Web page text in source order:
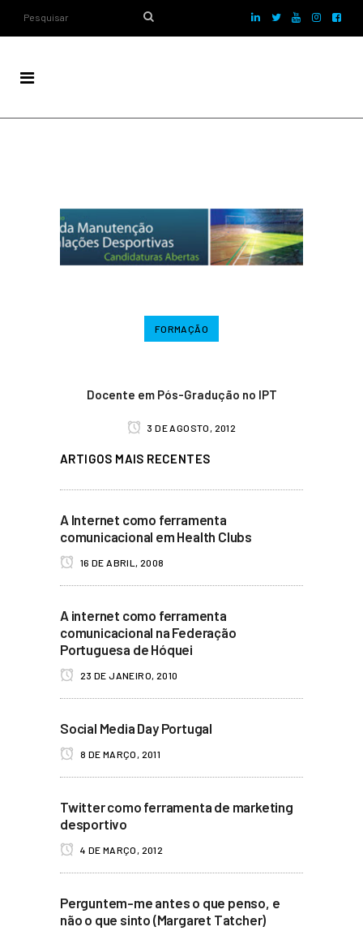
FORMAÇÃO
Docente em Pós-Gradução no IPT
3 DE AGOSTO, 2012
ARTIGOS MAIS RECENTES
A Internet como ferramenta
comunicacional em Health Clubs
16 DE ABRIL, 2008
A internet como ferramenta
comunicacional na Federação
Portuguesa de Hóquei
23 DE JANEIRO, 2010
Social Media Day Portugal
8 DE MARÇO, 2011
Twitter como ferramenta de marketing
desportivo
4 DE MARÇO, 2012
Perguntem-me antes o que penso, e
não o que sinto (Margaret Tatcher)